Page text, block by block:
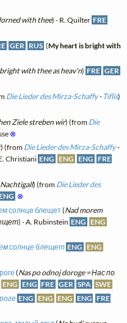
with thee) - R. Quilter FRE
GER RUS (My heart is bright with
with thee as heav'n) FRE GER
Die Lieder des Mirza-Schaffy- Tiflis)
Ziele streben wir) (from Die
⊗
) (from Die Lieder des Mirza-Schaffy-
Christiani ENG ENG ENG FRE
) (from Die Lieder des
ENG ⊗
солнце блещет(Nad morem
) - A. Rubinstein ENG ENG
солнце блещет ENG ENG
(Nas po odnoj doroge = Нас по
ENG ENG FRE GER SPA SWE
ENG ENG ENG ENG FRE